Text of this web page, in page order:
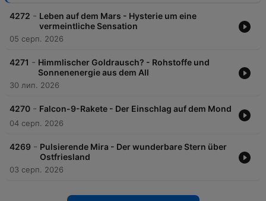
4272 - Leben auf dem Mars - Hysterie um eine
vermeintliche Sensation
05 серп. 2026
4271 - Himmlischer Goldrausch? - Rohstoffe und
Sonnenenergie aus dem All
30 лип. 2026
4270 - Falcon-9-Rakete - Der Einschlag auf dem Mond
04 серп. 2026
4269 - Pulsierende Mira - Der wunderbare Stern über
Ostfriesland
03 серп. 2026